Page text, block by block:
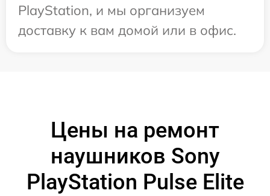
PlayStation, и мы организуем
доставку к вам домой или в офис.
Цены на ремонт
наушников Sony
PlayStation Pulse Elite